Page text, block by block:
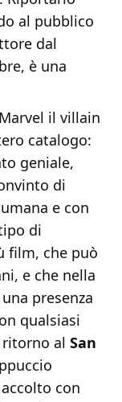
al pubblico
dal
è una
il villain
catalogo:
geniale,
di
e con
di
film, che può
e che nella
presenza
qualsiasi
al San
con